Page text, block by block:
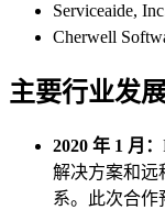
Serviceaide,
Cherwell
主要行业发展
2020 年 1 月：
解决方案和远
系。此次合作